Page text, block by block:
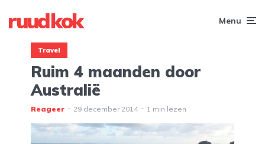
Menu
Travel
Ruim 4 maanden door
Australië
Reageer 29 december 2014 1 min lezen